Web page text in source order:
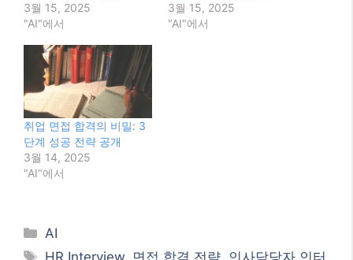
3월 15, 2025
"AI"에서
3월 15, 2025
"AI"에서
취업 면접 합격의 비밀: 3
단계 성공 전략 공개
3월 14, 2025
"AI"에서
Categories
AI
Tags